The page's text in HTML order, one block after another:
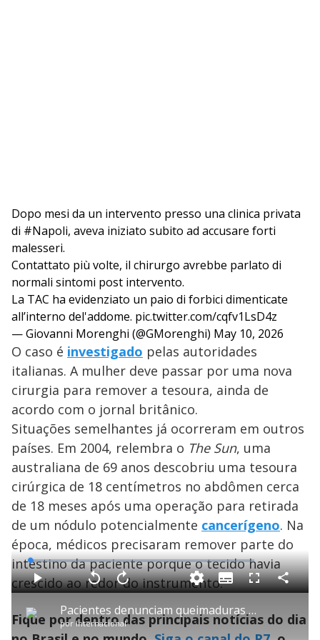
Dopo mesi da un intervento presso una clinica privata
di #Napoli, aveva iniziato subito ad accusare forti
malesseri.
Contattato più volte, il chirurgo avrebbe parlato di
normali sintomi post intervento.
La TAC ha evidenziato un paio di forbici dimenticate
all’interno del'addome. pic.twitter.com/cqfv1LsD4z
— Giovanni Morenghi (@GMorenghi) May 10, 2026
O caso é investigado pelas autoridades
italianas. A mulher deve passar por uma nova
cirurgia para remover a tesoura, ainda de
acordo com o jornal britânico.
Situações semelhantes já ocorreram em outros
países. Em 2004, relembra o The Sun, uma
australiana de 69 anos descobriu uma tesoura
cirúrgica de 18 centímetros no abdômen cerca
de 18 meses após uma operação para retirada
de um nódulo potencialmente cancerígeno. Na
época, médicos precisaram remover parte do
intestino da paciente porque o tecido havia
crescido ao redor do instrumento.
P Pacientes denunciam queimaduras após lipoaspiração
por Internacional
P V
t
a
r
A
a
n
a
L
o
a
d
e
:
1
.
6
5
S
u
b
i
t
l
s
F
l
s
c
r
C
o
i
Fique por dentro das principais notícias do dia